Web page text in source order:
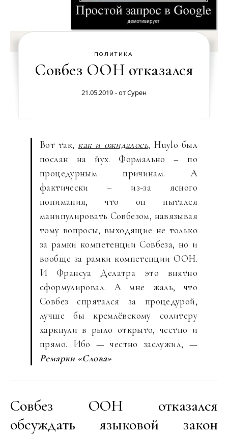
ПОЛИТИКА
Совбез ООН отказался
21.05.2019 - отСурен
Вот так, как и ожидалось, Huylo был
послан на йух. Формально – по
процедурным причинам. А
фактически – из-за ясного
понимания, что он пытался
манипулировать Совбезом, навязывая
тому вопросы, выходящие не только
за рамки компетенции Совбеза, но и
вообще за рамки компетенции ООН.
И Франсуа Делатра это внятно
сформулировал. А мне жаль, что
Совбез спрятался за процедурой,
лучше бы кремлёвскому солитеру
харкнули в рыло открыто, честно и
прямо. Ибо — честно заслужил, —
Ремарки «Слова»
Совбез ООН отказался
обсуждать языковой закон